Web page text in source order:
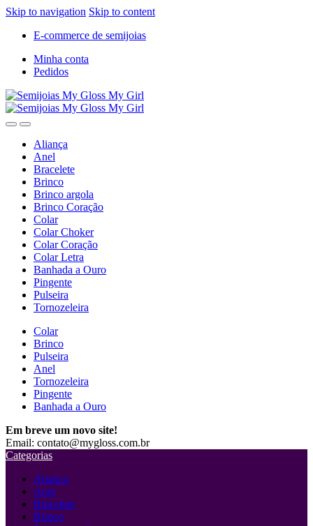
Skip to navigation Skip to content
E-commerce de semijoias
Minha conta
Pedidos
Aliança
Anel
Bracelete
Brinco
Brinco argola
Brinco Coração
Colar
Colar Choker
Colar Coração
Colar Letra
Banhada a Ouro
Pingente
Pulseira
Tornozeleira
Colar
Brinco
Pulseira
Anel
Tornozeleira
Pingente
Banhada a Ouro
Em breve um novo site!
Email: contato@mygloss.com.br
Categorias
Aliança
Anel
Bracelete
Brinco